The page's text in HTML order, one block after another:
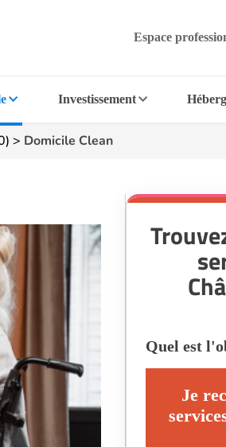
Espace
Investissement
> Domicile Clean
Quel est
Je